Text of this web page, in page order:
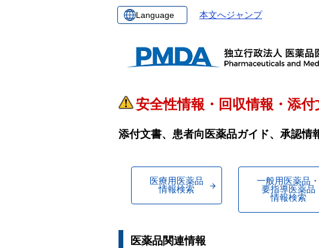
Language 本文へジャンプ
安全性情報・回収情報・添付
添付文書、患者向医薬品ガイド、承認情
医療用医薬品
情報検索
一般用医薬品・
要指導医薬品
情報検索
医薬品関連情報